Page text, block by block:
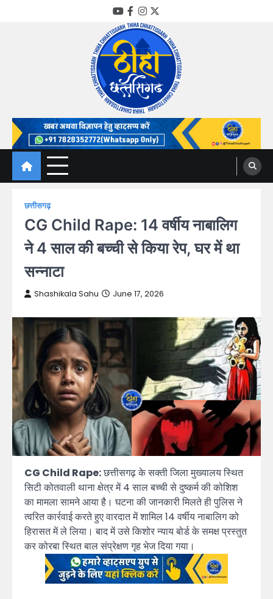
YouTube
Facebook
Instagram
Twitter
Thiha Chhattisgarh
गोठ जन-जन के
छत्तीसगढ़
CG Child Rape: 14 वर्षीय नाबालिग
ने 4 साल की बच्ची से किया रेप, घर में था
सन्नाटा
Shashikala Sahu June 17, 2026
CG Child Rape:छत्तीसगढ़ के सक्ती जिला मुख्यालय स्थित
सिटी कोतवाली थाना क्षेत्र में 4 साल बच्ची से दुष्कर्म की कोशिश
का मामला सामने आया है। घटना की जानकारी मिलते ही पुलिस ने
त्वरित कार्रवाई करते हुए वारदात में शामिल 14 वर्षीय नाबालिग को
हिरासत में ले लिया। बाद में उसे किशोर न्याय बोर्ड के समक्ष प्रस्तुत
कर कोरबा स्थित बाल संप्रेक्षण गृह भेज दिया गया।